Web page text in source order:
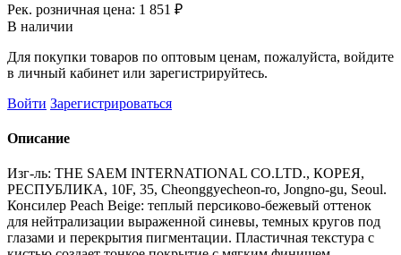
Рек. розничная цена: 1 851 ₽
В наличии
Для покупки товаров по оптовым ценам, пожалуйста, войдите
в личный кабинет или зарегистрируйтесь.
Войти Зарегистрироваться
Описание
Изг-ль: THE SAEM INTERNATIONAL CO.LTD., КОРЕЯ,
РЕСПУБЛИКА, 10F, 35, Cheonggyecheon-ro, Jongno-gu, Seoul.
Консилер Peach Beige: теплый персиково-бежевый оттенок
для нейтрализации выраженной синевы, темных кругов под
глазами и перекрытия пигментации. Пластичная текстура с